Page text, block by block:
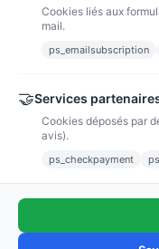
Notre société
Nous suivre
Newsletter
Voir tous les avis boutique
Cookies liés aux
mail.
ps_emailsubscription
🤝Services
Cookies déposés par
avis).
ps_checkpayment